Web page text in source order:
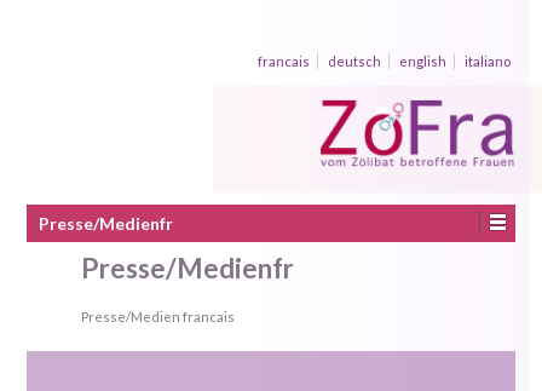
francais deutsch english italiano
Presse/Medienfr
Presse/Medienfr
Presse/Medien francais